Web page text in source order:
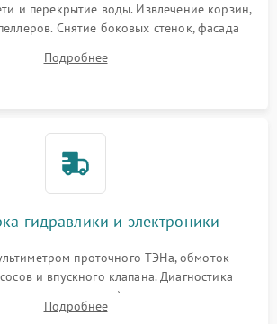
и перекрытие воды. Извлечение корзин,
Снятие боковых стенок, фасада
насосу, ТЭНу и сливной помпе.
Подробнее
гидравлики и электроники
проточного ТЭНа, обмоток
и впускного клапана. Диагностика
уровня воды), датчика мутности,
и электронного модуля управления.
Подробнее